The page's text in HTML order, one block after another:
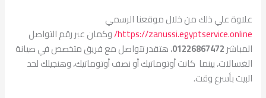
علاوة علي ذلك من خلال موقعنا الرسمي
https://zanussi.egyptservice.online/ وكمان عبر رقم التواصل
المباشر01226867472، هتقدر تتواصل مع فريق متخصص في صيانة
الغسالات، بينما كانت أوتوماتيك أو نصف أوتوماتيك، وهنجيلك لحد
البيت بأسرع وقت.